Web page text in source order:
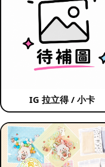
IG 拉立得 / 小卡